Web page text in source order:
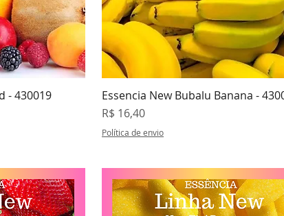
- 430019
Visualização rápida
Essencia New Bubalu Banana -
Preço
R$ 16,40
Política de envio